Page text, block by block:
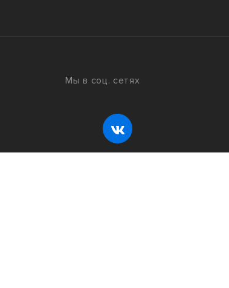
Мы в соц. сетях